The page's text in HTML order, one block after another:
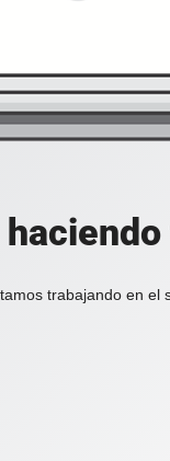
trabajando en el